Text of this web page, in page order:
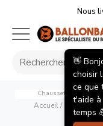
Nous
Chaussettes de
Accueil/
👋
choisir
ce que
t'aide
temps